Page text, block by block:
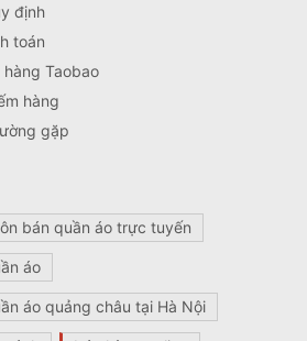
định
toán
hàng Taobao
hàng
gặp
bán quần áo trực tuyến
áo
áo quảng châu tại Hà Nội